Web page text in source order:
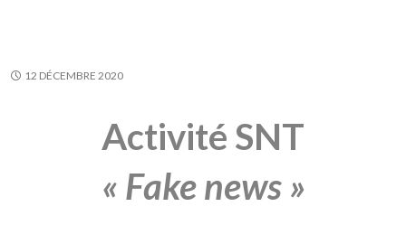
12 DÉCEMBRE 2020
Activité SNT
« Fake news »